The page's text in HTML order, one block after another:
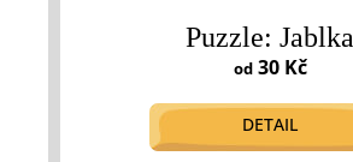
Puzzle: Jablka
od30 Kč
DETAIL